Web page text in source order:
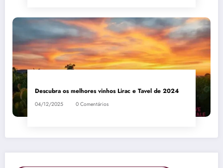
Descubra os melhores vinhos Lirac e Tavel de 2024
04/12/2025 0 Comentários